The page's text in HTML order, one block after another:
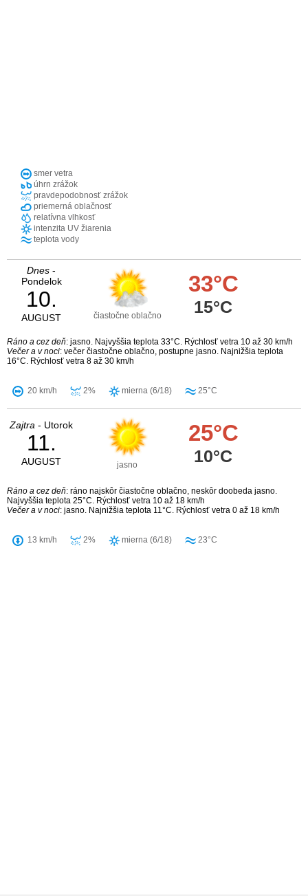
smer vetra
úhrn zrážok
pravdepodobnosť zrážok
priemerná oblačnosť
relatívna vlhkosť
intenzita UV žiarenia
teplota vody
Dnes -
Pondelok
10.
AUGUST čiastočne oblačno
33°C
15°C
Ráno a cez deň: jasno. Najvyššia teplota 33°C. Rýchlosť vetra 10 až 30 km/h
Večer a v noci: večer čiastočne oblačno, postupne jasno. Najnižšia teplota
16°C. Rýchlosť vetra 8 až 30 km/h
20 km/h 2% mierna (6/18) 25°C
Zajtra - Utorok
11.
AUGUST jasno
25°C
10°C
Ráno a cez deň: ráno najskôr čiastočne oblačno, neskôr doobeda jasno.
Najvyššia teplota 25°C. Rýchlosť vetra 10 až 18 km/h
Večer a v noci: jasno. Najnižšia teplota 11°C. Rýchlosť vetra 0 až 18 km/h
13 km/h 2% mierna (6/18) 23°C